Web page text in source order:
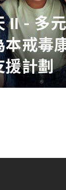
II - 多
本戒毒
援計劃